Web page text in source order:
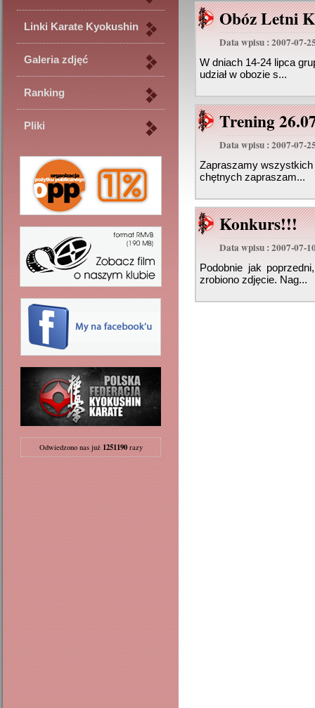
Linki Karate Kyokushin
Galeria zdjęć
Ranking
Pliki
Odwiedzono nas już 1251190razy
Obóz Letni
Data wpisu : 2007-07-
W dniach 14-24 lipca
udział w obozie s...
Trening
Data wpisu : 2007-07-
Zapraszamy wszystkich
chętnych zapraszam...
Konkurs!!!
Data wpisu : 2007-07-
Podobnie jak
zrobiono zdjęcie. Nag...